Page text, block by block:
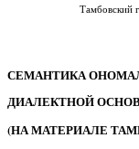
Тамбовский
СЕМАНТИКА
ДИАЛЕКТНОЙ
(НА МАТЕРИАЛЕ